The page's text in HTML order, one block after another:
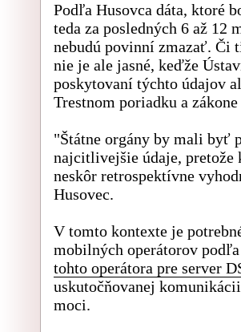
Podľa Husovca dáta, ktoré
teda za posledných 6 až 12
nebudú povinní zmazať. Či
nie je ale jasné, keďže
poskytovaní týchto údajov
Trestnom poriadku a
"Štátne orgány by mali byť
najcitlivejšie údaje, pretože
neskôr retrospektívne
Husovec.
V tomto kontexte je
mobilných operátorov
tohto operátora pre server
uskutočňovanej
moci.